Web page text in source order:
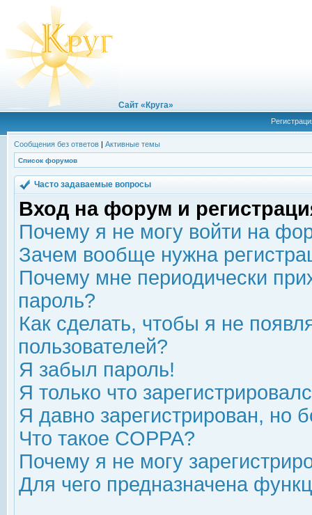
Сайт «Круга»
Сообщения без ответов | Активные темы
Список форумов
Часто задаваемые вопросы
Вход на форум и
Почему я не могу войти на
Зачем вообще нужна
Почему мне периодически
пароль?
Как сделать, чтобы я не
пользователей?
Я забыл пароль!
Я только что
Я давно зарегистрирован, но
Что такое COPPA?
Почему я не могу
Для чего предназначена